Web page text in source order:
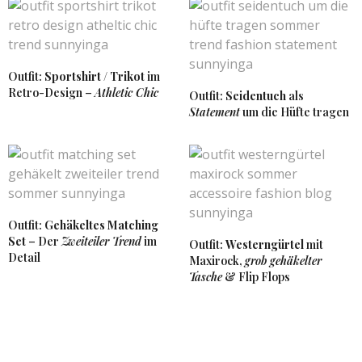
SUNNYINGA SAGT:
10. APRIL 2017 UM 19:43 UHR
Vielen Dank liebe Chrissy 🙂
KATHI SAGT:
5. APRIL 2017 UM 14:07 UHR
Oh die Jeansjacke von Levis ist super schön und
figutbetontes Modell von vor über fünf Jahren im
Schrank, welches ich gerade zu Kleidern super
finde. Aber ein locker geschnittenes Modell fehlt mir
noch und dieses hier ist wirklich toll!
http://www.meetthehappygirl.com
Outfit: Sportshirt / Trikotim
Retro-Design –Athletic Chic Outfit: Seidentuch als
Statementum die Hüfte tragen
Outfit: Gehäkeltes Matching
Set – DerZweiteiler Trendim
Detail
Outfit: Westerngürtelmit
Maxirock, grob gehäkelter
Tasche& Flip Flops